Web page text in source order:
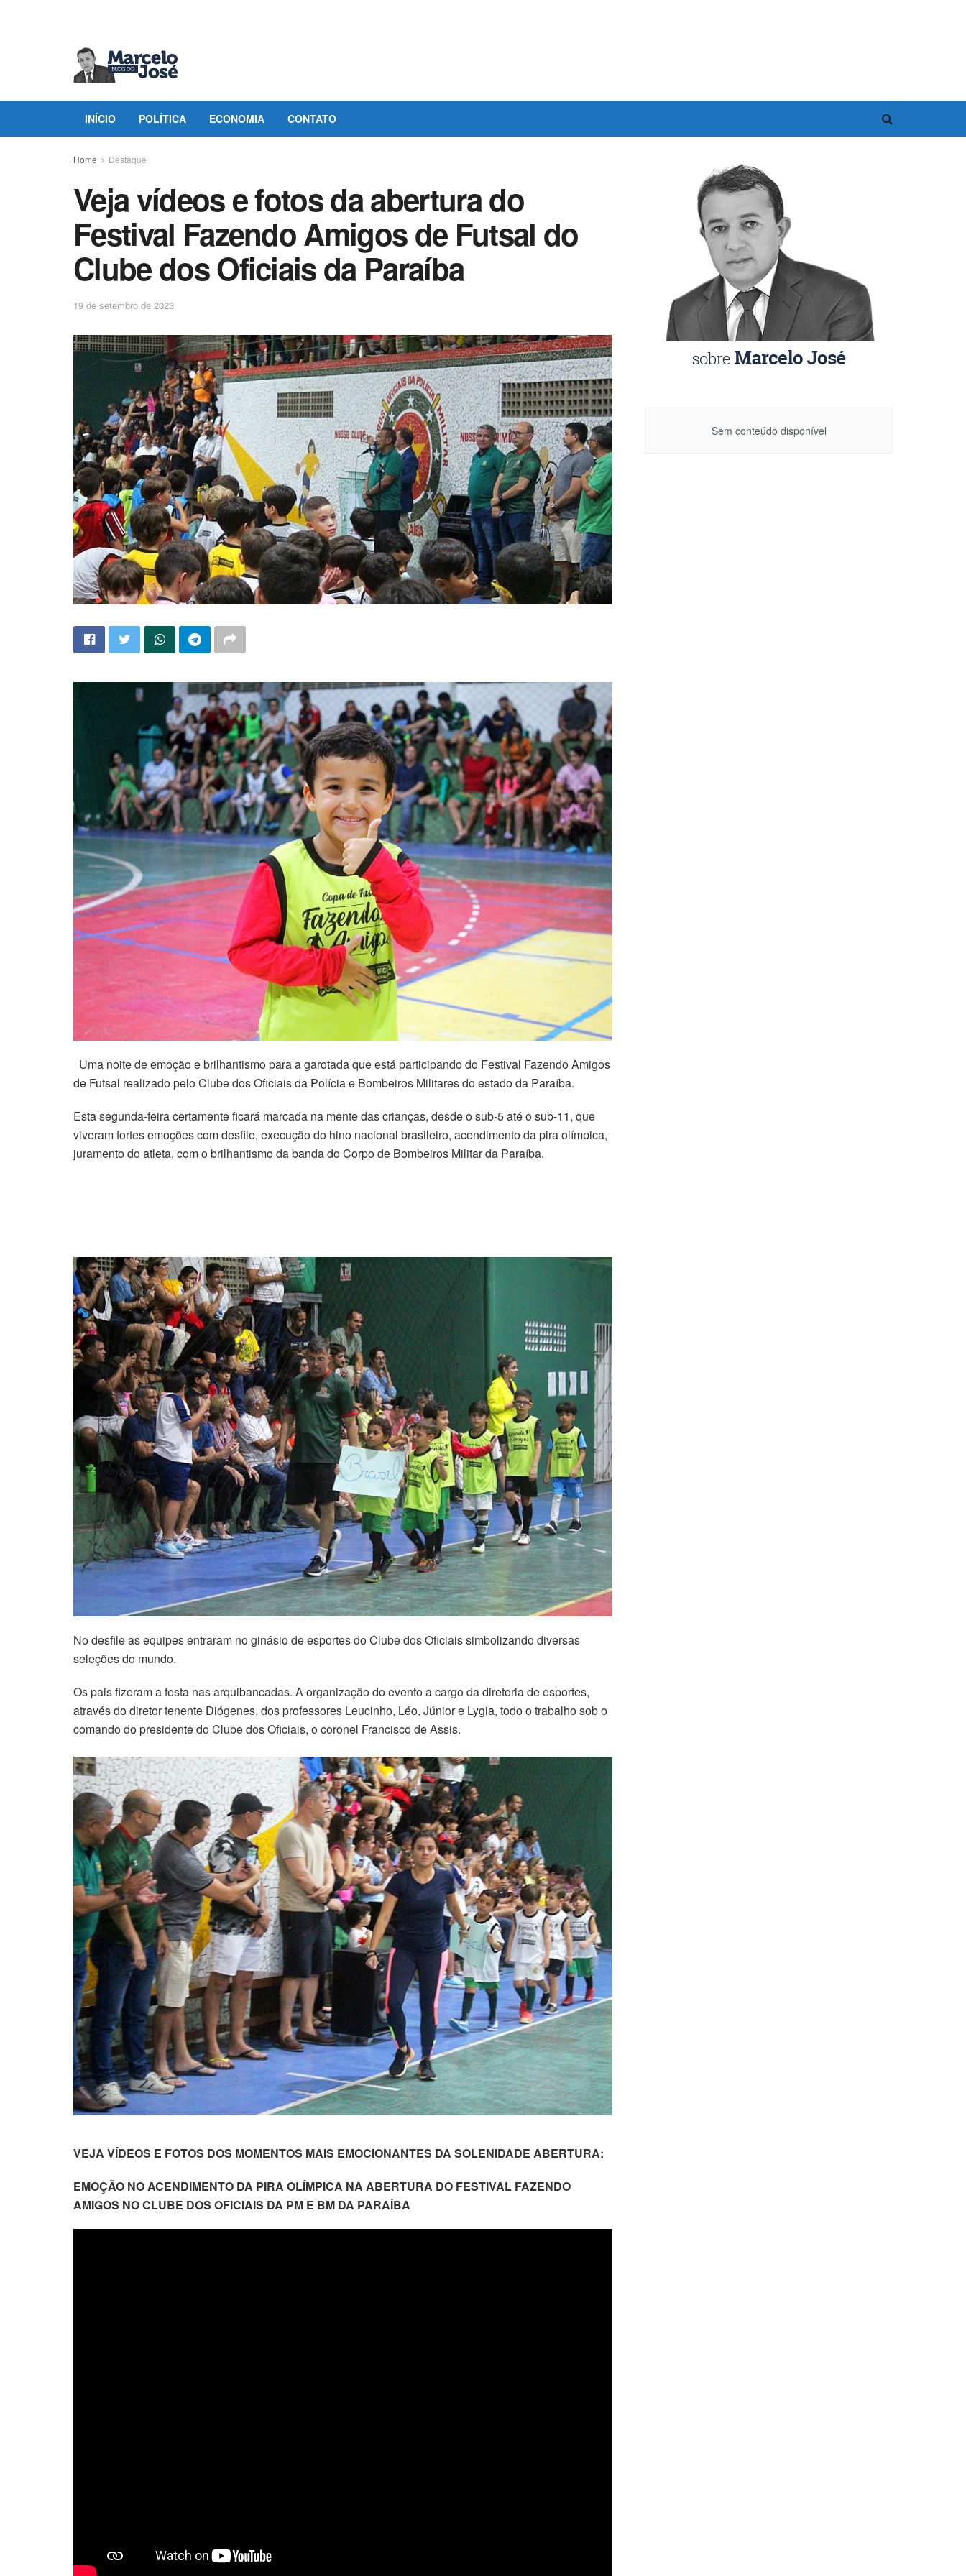
INÍCIO POLÍTICA ECONOMIA CONTATO
Home Destaque
Veja vídeos e fotos da abertura do
Festival Fazendo Amigos de Futsal do
Clube dos Oficiais da Paraíba
19 de setembro de 2023
Uma noite de emoção e brilhantismo para a garotada que está participando do Festival Fazendo Amigos
de Futsal realizado pelo Clube dos Oficiais da Polícia e Bombeiros Militares do estado da Paraíba.
Esta segunda-feira certamente ficará marcada na mente das crianças, desde o sub-5 até o sub-11, que
viveram fortes emoções com desfile, execução do hino nacional brasileiro, acendimento da pira olímpica,
juramento do atleta, com o brilhantismo da banda do Corpo de Bombeiros Militar da Paraíba.
No desfile as equipes entraram no ginásio de esportes do Clube dos Oficiais simbolizando diversas
seleções do mundo.
Os pais fizeram a festa nas arquibancadas. A organização do evento a cargo da diretoria de esportes,
através do diretor tenente Diógenes, dos professores Leucinho, Léo, Júnior e Lygia, todo o trabalho sob o
comando do presidente do Clube dos Oficiais, o coronel Francisco de Assis.
VEJA VÍDEOS E FOTOS DOS MOMENTOS MAIS EMOCIONANTES DA SOLENIDADE ABERTURA:
EMOÇÃO NO ACENDIMENTO DA PIRA OLÍMPICA NA ABERTURA DO FESTIVAL FAZENDO
AMIGOS NO CLUBE DOS OFICIAIS DA PM E BM DA PARAÍBA
Sem conteúdo disponível